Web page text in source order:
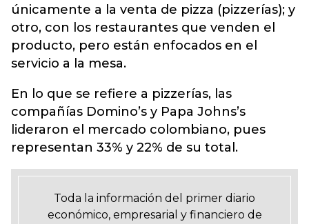
únicamente a la venta de pizza (pizzerías); y
otro, con los restaurantes que venden el
producto, pero están enfocados en el
servicio a la mesa.
En lo que se refiere a pizzerías, las
compañías Domino’s y Papa Johns’s
lideraron el mercado colombiano, pues
representan 33% y 22% de su total.
Toda la información del primer diario
económico, empresarial y financiero de